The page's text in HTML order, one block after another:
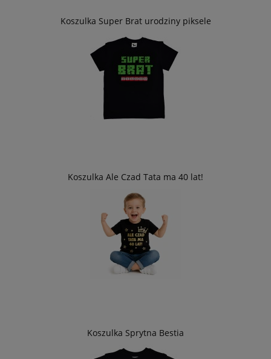
Koszulka Super Brat urodziny piksele
Koszulka Ale Czad Tata ma 40 lat!
Koszulka Sprytna Bestia